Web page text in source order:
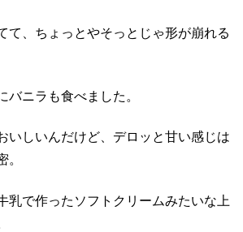
て、ちょっとやそっとじゃ形が崩れる
バニラも食べました。
いしいんだけど、デロッと甘い感じは
。
乳で作ったソフトクリームみたいな上